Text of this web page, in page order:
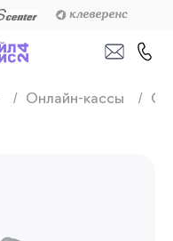
Продажа,
Онлайн-кассы